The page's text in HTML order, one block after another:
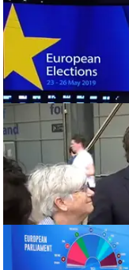
Análisis de los
partidos
¿Cuáles son las
y Comín para
Europeo?
¿Cuáles son las
ocupar su
opciones de
Fin del
socialistas
vez
Fin del bipartidismo